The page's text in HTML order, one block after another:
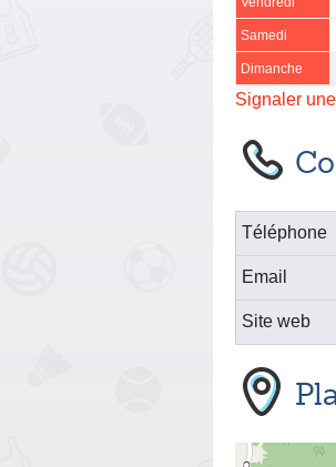
Samedi
Dimanche
Signaler
Téléphone
Email
Site web